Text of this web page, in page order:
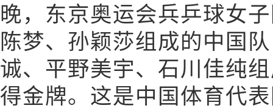
晚，东京奥运会兵乒球女
陈梦、孙颖莎组成的中国
诚、平野美宇、石川佳纯
得金牌。这是中国体育代